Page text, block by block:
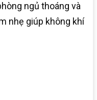
ngủ thoáng và
nhẹ giúp không khí